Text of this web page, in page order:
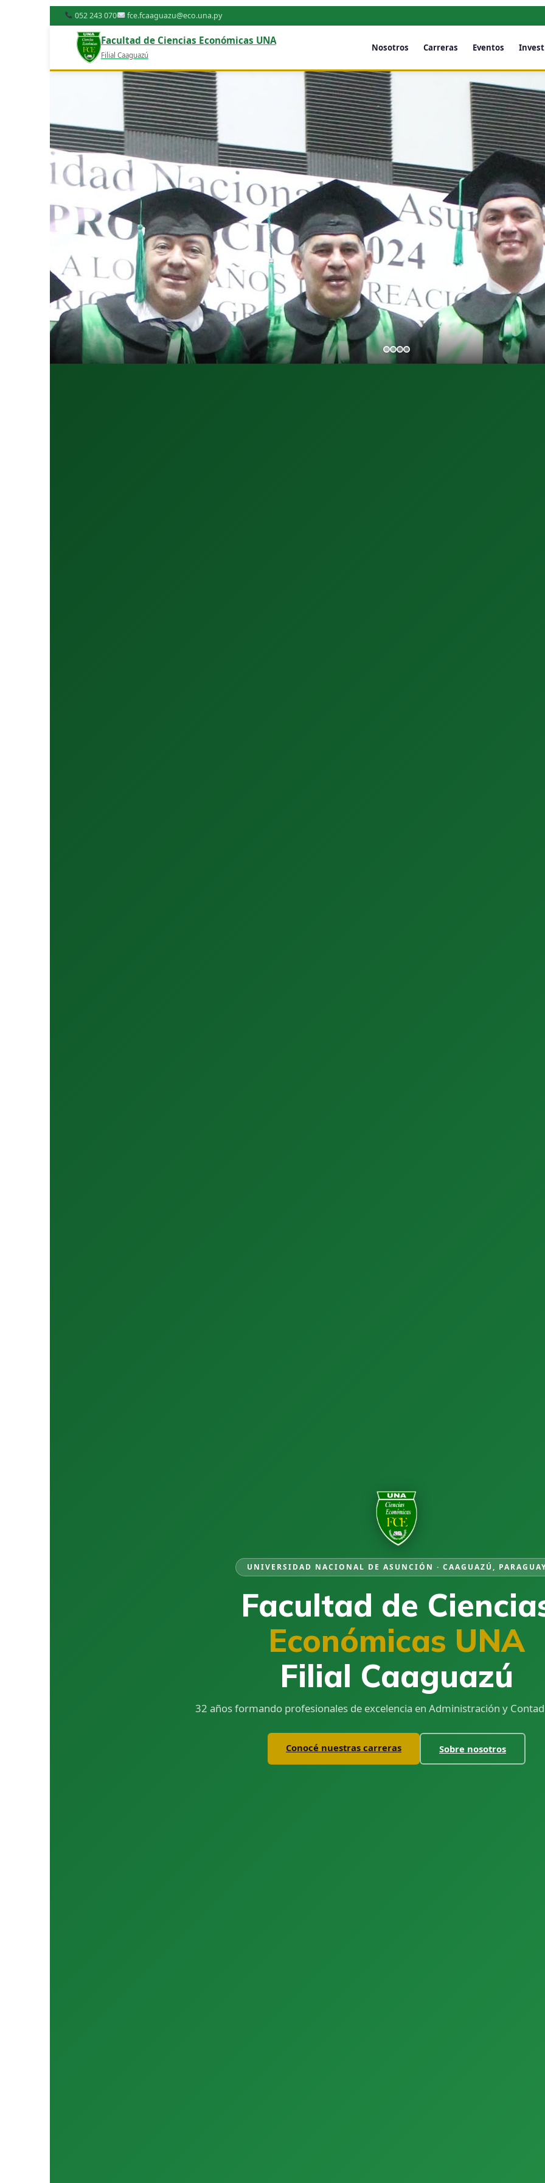
052 243 070 fce.fcaaguazu@eco.una.py
Facultad de Ciencias Económicas UNA
Filial Caaguazú
Nosotros Carreras Eventos
UNIVERSIDAD NACIONAL DE ASUNCIÓN · CAAGUAZÚ,
Facultad de
Económicas UNA
Filial Caaguazú
32 años formando profesionales de excelencia en Administración y
Conocé nuestras carreras Sobre nosotros